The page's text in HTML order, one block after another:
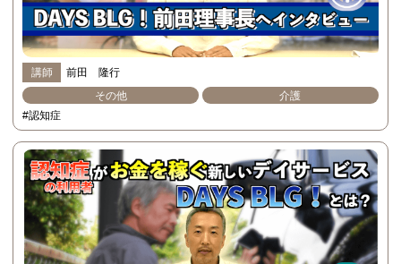
講師
前田 隆行
その他
介護
#認知症